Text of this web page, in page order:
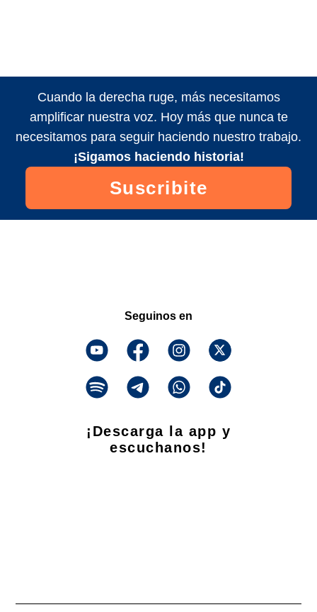
Cuando la derecha ruge, más necesitamos
amplificar nuestra voz. Hoy más que nunca te
necesitamos para seguir haciendo nuestro trabajo.
¡Sigamos haciendo historia!
Suscribite
Seguinos en
¡Descarga la app y
escuchanos!